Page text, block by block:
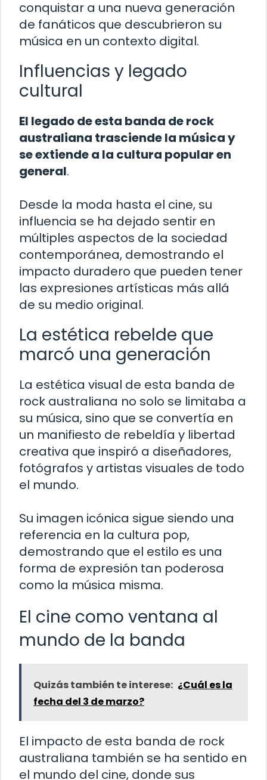
conquistar a una nueva generación
de fanáticos que descubrieron su
música en un contexto digital.
Influencias y legado
cultural
El legado de esta banda de rock
australiana trasciende la música y
se extiende a la cultura popular en
general.
Desde la moda hasta el cine, su
influencia se ha dejado sentir en
múltiples aspectos de la sociedad
contemporánea, demostrando el
impacto duradero que pueden tener
las expresiones artísticas más allá
de su medio original.
La estética rebelde que
marcó una generación
La estética visual de esta banda de
rock australiana no solo se limitaba a
su música, sino que se convertía en
un manifiesto de rebeldía y libertad
creativa que inspiró a diseñadores,
fotógrafos y artistas visuales de todo
el mundo.
Su imagen icónica sigue siendo una
referencia en la cultura pop,
demostrando que el estilo es una
forma de expresión tan poderosa
como la música misma.
El cine como ventana al
mundo de la banda
Quizás también te interese: ¿Cuál es la
fecha del 3 de marzo?
El impacto de esta banda de rock
australiana también se ha sentido en
el mundo del cine, donde sus